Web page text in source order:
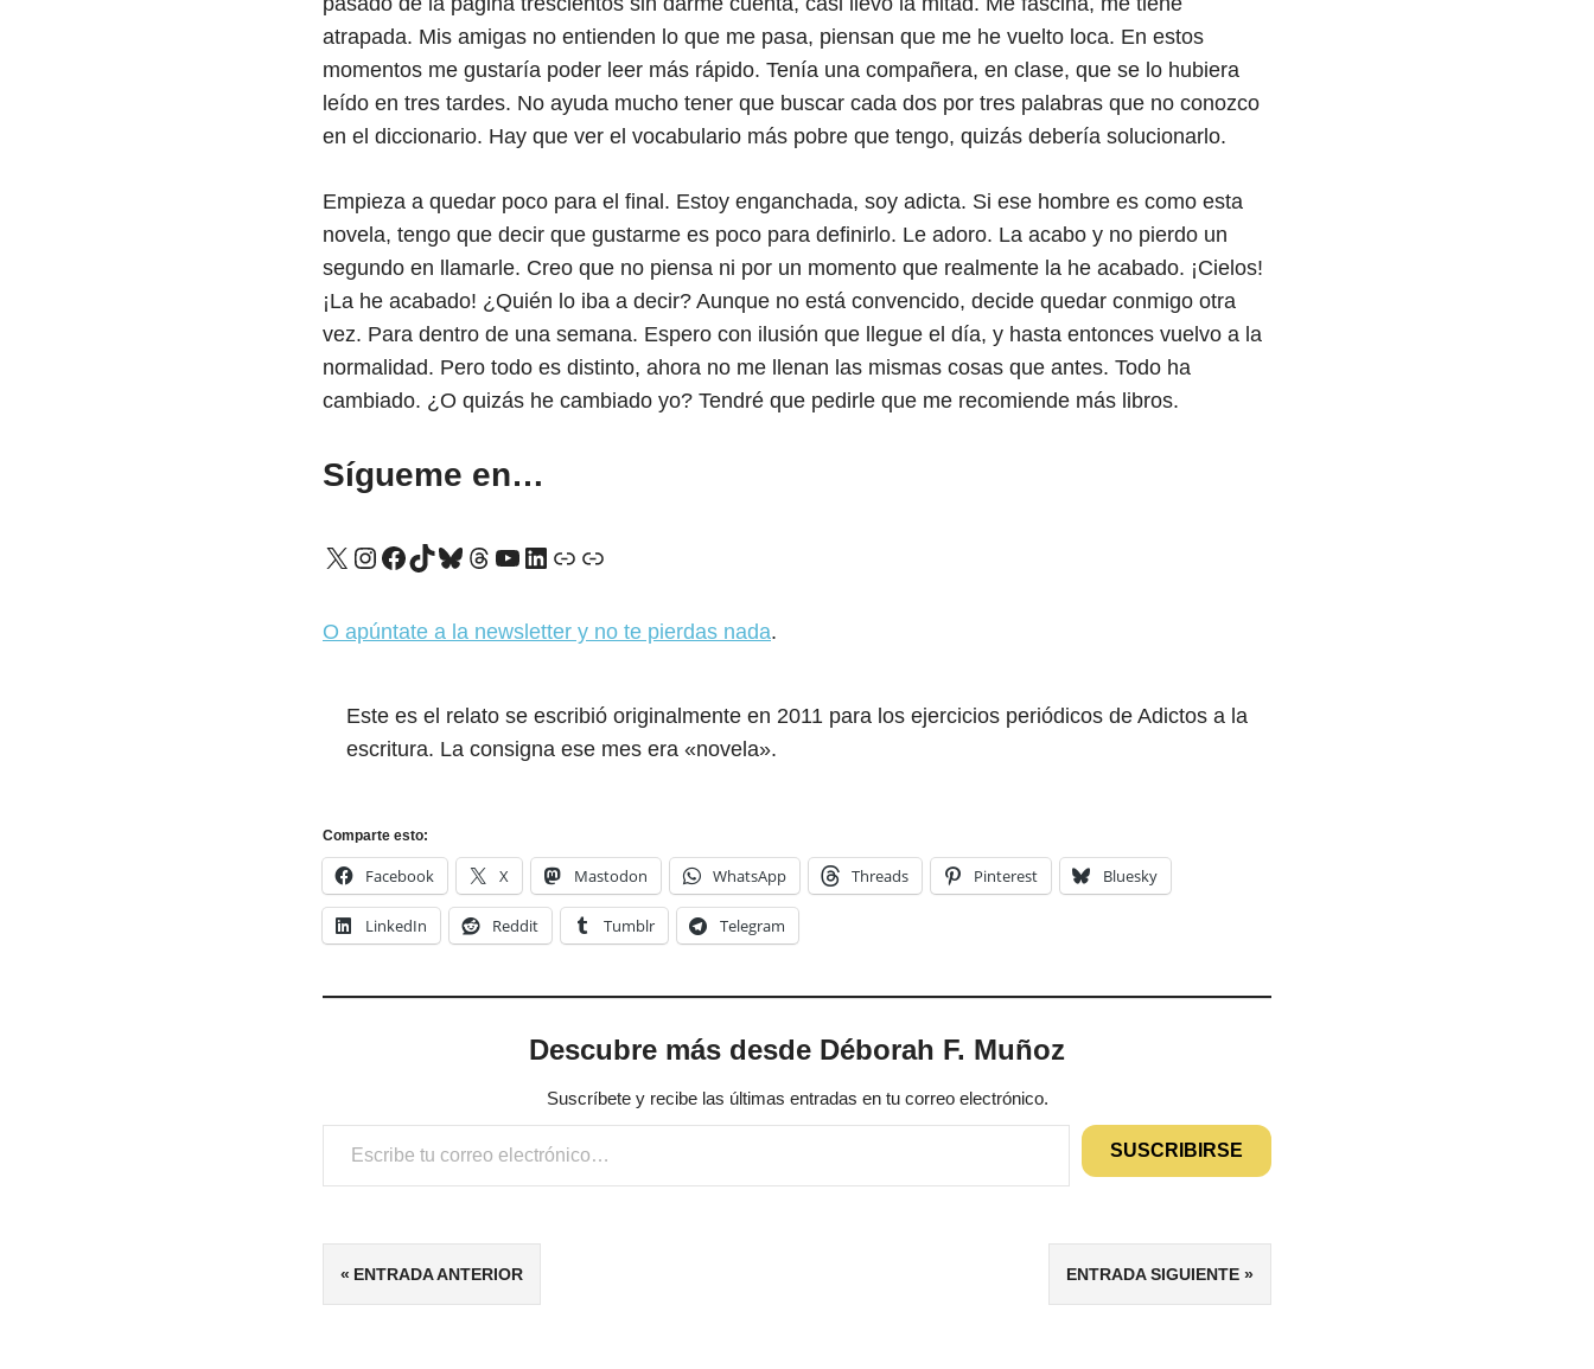
atrapada. Mis amigas no entienden lo que me pasa, piensan que me he vuelto loca. En estos
momentos me gustaría poder leer más rápido. Tenía una compañera, en clase, que se lo hubiera
leído en tres tardes. No ayuda mucho tener que buscar cada dos por tres palabras que no conozco
en el diccionario. Hay que ver el vocabulario más pobre que tengo, quizás debería solucionarlo.
Empieza a quedar poco para el final. Estoy enganchada, soy adicta. Si ese hombre es como esta
novela, tengo que decir que gustarme es poco para definirlo. Le adoro. La acabo y no pierdo un
segundo en llamarle. Creo que no piensa ni por un momento que realmente la he acabado. ¡Cielos!
¡La he acabado! ¿Quién lo iba a decir? Aunque no está convencido, decide quedar conmigo otra
vez. Para dentro de una semana. Espero con ilusión que llegue el día, y hasta entonces vuelvo a la
normalidad. Pero todo es distinto, ahora no me llenan las mismas cosas que antes. Todo ha
cambiado. ¿O quizás he cambiado yo? Tendré que pedirle que me recomiende más libros.
Sígueme en…
X Instagram
Facebook
TikTok
Bluesky
Threads
YouTube
LinkedIn
Enlace
Enlace
O apúntate a la newsletter y no te pierdas nada.
Este es el relato se escribió originalmente en 2011 para los ejercicios periódicos de Adictos a la
escritura. La consigna ese mes era «novela».
Comparte esto:
Facebook X Mastodon WhatsApp Threads Pinterest Bluesky
LinkedIn Reddit Tumblr Telegram
Descubre más desde Déborah F. Muñoz
Suscríbete y recibe las últimas entradas en tu correo electrónico.
Escribe tu correo electrónico…
SUSCRIBIRSE
ETIQUETAS
ADICCIÓN
A LA
Navegación
ENTRADA ANTERIOR ENTRADA SIGUIENTE